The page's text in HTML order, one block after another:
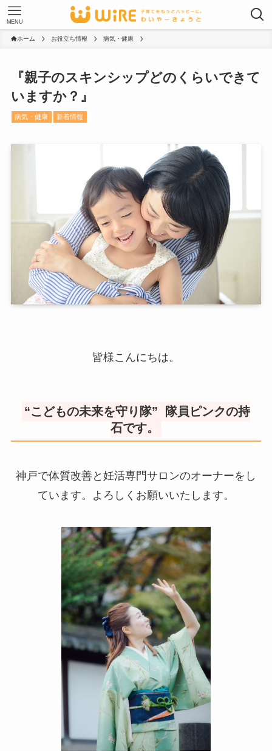
MENU
ホーム お役立ち情報 病気・健康
『親子のスキンシップどのくらいできて
いますか？』
病気・健康 新着情報
皆様こんにちは。
“こどもの未来を守り隊” 隊員ピンクの持
石です。
神戸で体質改善と妊活専門サロンのオーナーをし
ています。よろしくお願いいたします。